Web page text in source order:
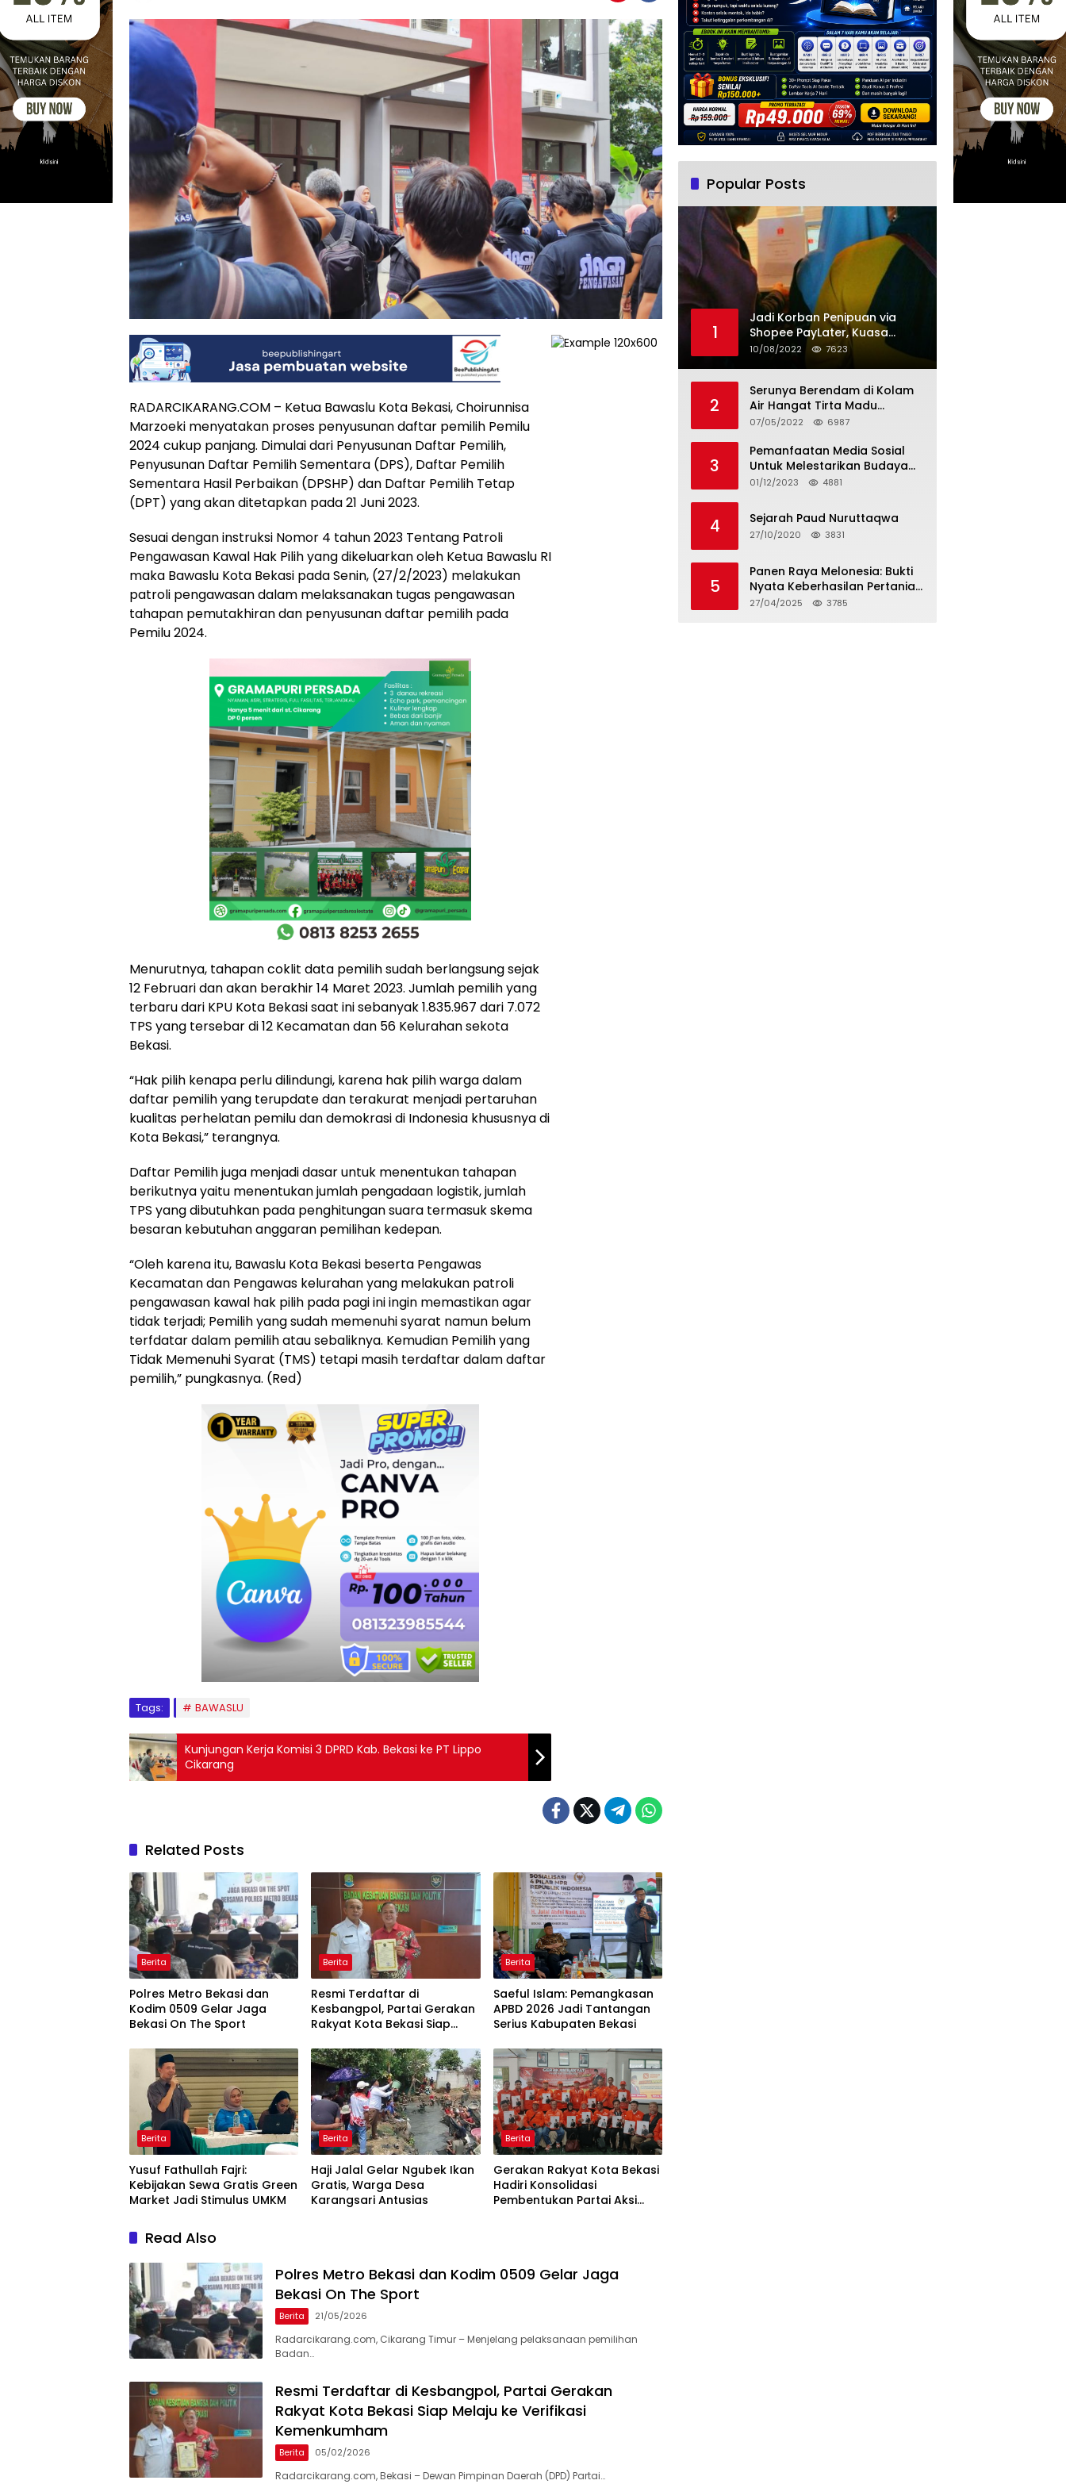
RADARCIKARANG.COM – Ketua Bawaslu Kota Bekasi, Choirunnisa
Marzoeki menyatakan proses penyusunan daftar pemilih Pemilu
2024 cukup panjang. Dimulai dari Penyusunan Daftar Pemilih,
Penyusunan Daftar Pemilih Sementara (DPS), Daftar Pemilih
Sementara Hasil Perbaikan (DPSHP) dan Daftar Pemilih Tetap
(DPT) yang akan ditetapkan pada 21 Juni 2023.
Sesuai dengan instruksi Nomor 4 tahun 2023 Tentang Patroli
Pengawasan Kawal Hak Pilih yang dikeluarkan oleh Ketua Bawaslu RI
maka Bawaslu Kota Bekasi pada Senin, (27/2/2023) melakukan
patroli pengawasan dalam melaksanakan tugas pengawasan
tahapan pemutakhiran dan penyusunan daftar pemilih pada
Pemilu 2024.
Menurutnya, tahapan coklit data pemilih sudah berlangsung sejak
12 Februari dan akan berakhir 14 Maret 2023. Jumlah pemilih yang
terbaru dari KPU Kota Bekasi saat ini sebanyak 1.835.967 dari 7.072
TPS yang tersebar di 12 Kecamatan dan 56 Kelurahan sekota
Bekasi.
“Hak pilih kenapa perlu dilindungi, karena hak pilih warga dalam
daftar pemilih yang terupdate dan terakurat menjadi pertaruhan
kualitas perhelatan pemilu dan demokrasi di Indonesia khususnya di
Kota Bekasi,” terangnya.
Daftar Pemilih juga menjadi dasar untuk menentukan tahapan
berikutnya yaitu menentukan jumlah pengadaan logistik, jumlah
TPS yang dibutuhkan pada penghitungan suara termasuk skema
besaran kebutuhan anggaran pemilihan kedepan.
“Oleh karena itu, Bawaslu Kota Bekasi beserta Pengawas
Kecamatan dan Pengawas kelurahan yang melakukan patroli
pengawasan kawal hak pilih pada pagi ini ingin memastikan agar
tidak terjadi; Pemilih yang sudah memenuhi syarat namun belum
terfdatar dalam pemilih atau sebaliknya. Kemudian Pemilih yang
Tidak Memenuhi Syarat (TMS) tetapi masih terdaftar dalam daftar
pemilih,” pungkasnya. (Red)
Tags: BAWASLU
Kunjungan Kerja Komisi 3 DPRD Kab. Bekasi ke PT Lippo
Cikarang
Related Posts
Berita
Polres Metro Bekasi dan
Kodim 0509 Gelar Jaga
Bekasi On The Sport
Berita
Resmi Terdaftar di
Kesbangpol, Partai Gerakan
Rakyat Kota Bekasi Siap
Kemenkumham
Berita
Saeful Islam: Pemangkasan
APBD 2026 Jadi Tantangan
Serius Kabupaten Bekasi
Berita
Yusuf Fathullah Fajri:
Kebijakan Sewa Gratis Green
Market Jadi Stimulus UMKM
Berita
Haji Jalal Gelar Ngubek Ikan
Gratis, Warga Desa
Karangsari Antusias
Berita
Gerakan Rakyat Kota Bekasi
Hadiri Konsolidasi
Pembentukan Partai Aksi
Read Also
Polres Metro Bekasi dan Kodim 0509 Gelar Jaga
Bekasi On The Sport
Berita 21/05/2026
Radarcikarang.com, Cikarang Timur – Menjelang pelaksanaan pemilihan
Badan…
Resmi Terdaftar di Kesbangpol, Partai Gerakan
Rakyat Kota Bekasi Siap Melaju ke Verifikasi
Kemenkumham
Berita 05/02/2026
​Radarcikarang.com, Bekasi – Dewan Pimpinan Daerah (DPD) Partai…
Popular Posts
1
Jadi Korban Penipuan via
Shopee PayLater, Kuasa
Hukum Minta Penangguhan
10/08/2022 7623
2
Serunya Berendam di Kolam
Air Hangat Tirta Madu
Barokah
07/05/2022 6987
3
Pemanfaatan Media Sosial
Untuk Melestarikan Budaya
Lokal
01/12/2023 4881
4 Sejarah Paud Nuruttaqwa
27/10/2020 3831
5
Panen Raya Melonesia: Bukti
Nyata Keberhasilan Pertanian
Modern di Kabupaten Bekasi
27/04/2025 3785